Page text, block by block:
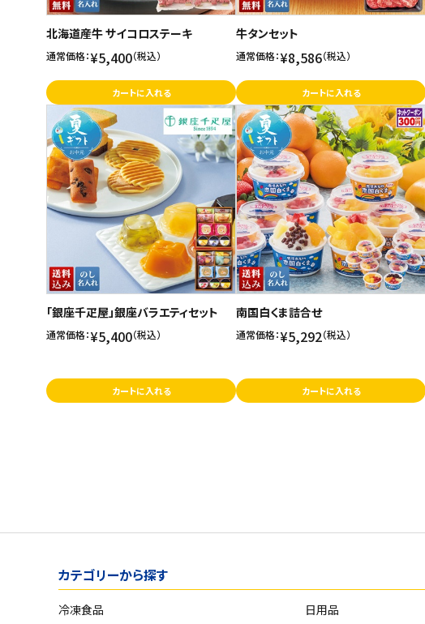
北海道産牛 サイコロステーキ
通常価格：¥5,400（税込）
カートに入れる
牛タンセット
通常価格：¥8,586（税込）
カートに入れる
「銀座千疋屋」銀座バラエティセット
通常価格：¥5,400（税込）
カートに入れる
南国白くま詰合せ
通常価格：¥5,292（税込）
カートに入れる
カテゴリーから探す
冷凍食品 日用品